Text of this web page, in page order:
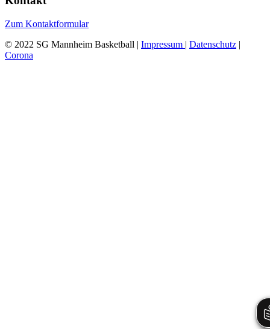
Zum Kontaktformular
© 2022 SG Mannheim Basketball | Impressum | Datenschutz |
Corona